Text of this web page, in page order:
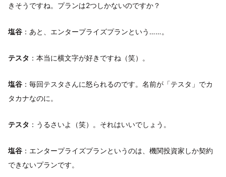
きそうですね。プランは2つしかないのですか？
塩谷 ：あと、エンタープライズプランという……。
テスタ ：本当に横文字が好きですね（笑）。
塩谷 ：毎回テスタさんに怒られるのです。名前が「テスタ」でカ
タカナなのに。
テスタ ：うるさいよ（笑）。それはいいでしょう。
塩谷 ：エンタープライズプランというのは、機関投資家しか契約
できないプランです。